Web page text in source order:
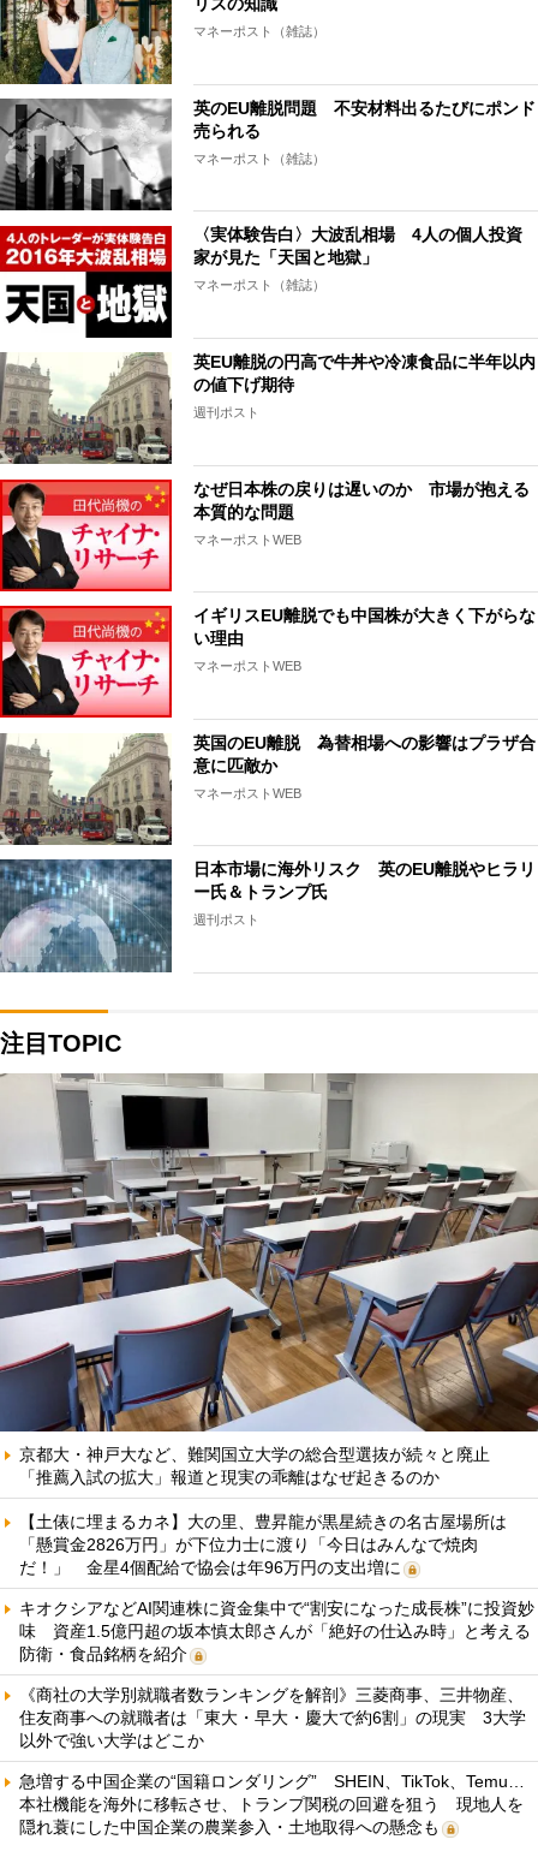
リスの知識
マネーポスト（雑誌）
英のEU離脱問題 不安材料出るたびにポンド
売られる
マネーポスト（雑誌）
〈実体験告白〉大波乱相場 4人の個人投資
家が見た「天国と地獄」
マネーポスト（雑誌）
英EU離脱の円高で牛丼や冷凍食品に半年以内
の値下げ期待
週刊ポスト
なぜ日本株の戻りは遅いのか 市場が抱える
本質的な問題
マネーポストWEB
イギリスEU離脱でも中国株が大きく下がらな
い理由
マネーポストWEB
英国のEU離脱 為替相場への影響はプラザ合
意に匹敵か
マネーポストWEB
日本市場に海外リスク 英のEU離脱やヒラリ
ー氏＆トランプ氏
週刊ポスト
注目TOPIC
京都大・神戸大など、難関国立大学の総合型選抜が続々と廃止
「推薦入試の拡大」報道と現実の乖離はなぜ起きるのか
【土俵に埋まるカネ】大の里、豊昇龍が黒星続きの名古屋場所は
「懸賞金2826万円」が下位力士に渡り「今日はみんなで焼肉
だ！」 金星4個配給で協会は年96万円の支出増に
キオクシアなどAI関連株に資金集中で“割安になった成長株”に投資妙
味 資産1.5億円超の坂本慎太郎さんが「絶好の仕込み時」と考える
防衛・食品銘柄を紹介
《商社の大学別就職者数ランキングを解剖》三菱商事、三井物産、
住友商事への就職者は「東大・早大・慶大で約6割」の現実 3大学
以外で強い大学はどこか
急増する中国企業の“国籍ロンダリング” SHEIN、TikTok、Temu…
本社機能を海外に移転させ、トランプ関税の回避を狙う 現地人を
隠れ蓑にした中国企業の農業参入・土地取得への懸念も